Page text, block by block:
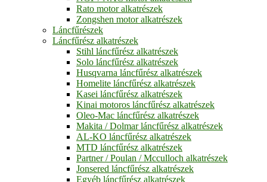
Rato motor alkatrészek
Zongshen motor alkatrészek
Láncfűrészek
Láncfűrész alkatrészek
Stihl láncfűrész alkatrészek
Solo láncfűrész alkatrészek
Husqvarna láncfűrész alkatrészek
Homelite láncfűrész alkatrészek
Kasei láncfűrész alkatrészek
Kinai motoros láncfűrész alkatrészek
Oleo-Mac láncfűrész alkatrészek
Makita / Dolmar láncfűrész alkatrészek
AL-KO láncfűrész alkatrészek
MTD láncfűrész alkatrészek
Partner / Poulan / Mcculloch alkatrészek
Jonsered láncfűrész alkatrészek
Egyéb láncfűrész alkatrészek